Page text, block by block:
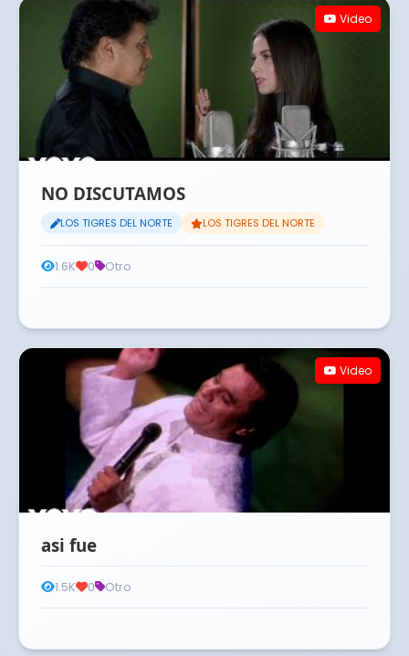
Video
NO DISCUTAMOS
LOS TIGRES DEL NORTE LOS TIGRES DEL NORTE
1.6K 0 Otro
Video
asi fue
1.5K 0 Otro